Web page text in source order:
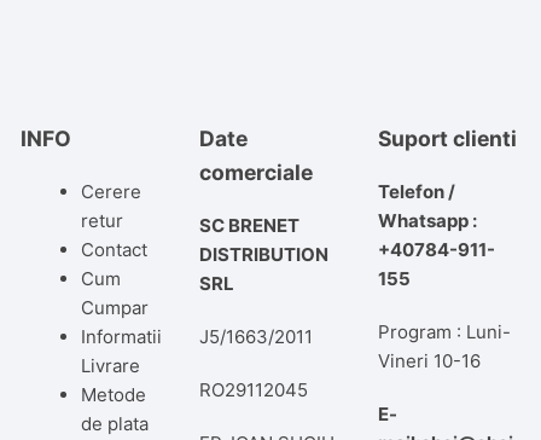
INFO
Cerere
retur
Contact
Cum
Cumpar
Informatii
Livrare
Metode
de plata
Date
comerciale
SC BRENET
DISTRIBUTION
SRL
J5/1663/2011
RO29112045
Suport clienti
Telefon /
Whatsapp :
+40784-911-
155
Program : Luni-
Vineri 10-16
E-